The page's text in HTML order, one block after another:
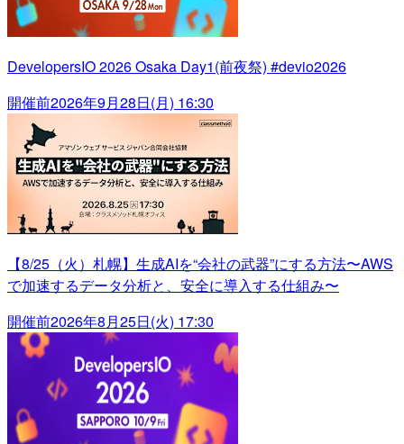
DevelopersIO 2026 Osaka Day1(前夜祭) #devio2026
開催前2026年9月28日(月) 16:30
【8/25（火）札幌】生成AIを“会社の武器”にする方法〜AWS
で加速するデータ分析と、安全に導入する仕組み〜
開催前2026年8月25日(火) 17:30